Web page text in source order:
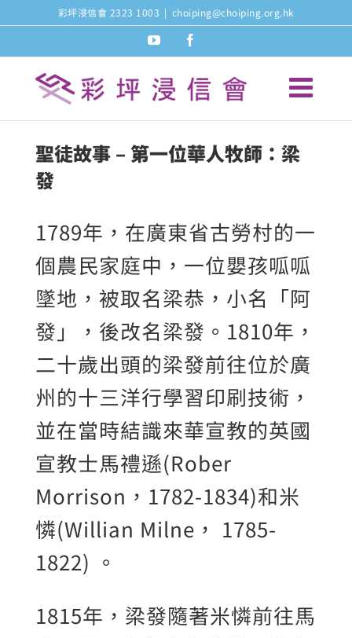
to
content
彩坪浸信會 2323 1003 | choiping@choiping.org.hk
youtube
聖徒故事 – 第一位華人牧師：梁
發
1789年，在廣東省古勞村的一
個農民家庭中，一位嬰孩呱呱
墜地，被取名梁恭，小名「阿
發」，後改名梁發。1810年，
二十歲出頭的梁發前往位於廣
州的十三洋行學習印刷技術，
並在當時結識來華宣教的英國
宣教士馬禮遜(Rober
Morrison，1782-1834)和米
憐(Willian Milne， 1785-
1822) 。
1815年，梁發隨著米憐前往馬